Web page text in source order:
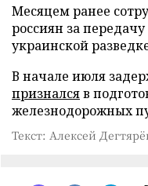
Месяцем ранее
россиян за
украинской
В начале июля
призналсяв
железнодорожных
Текст: Алексей